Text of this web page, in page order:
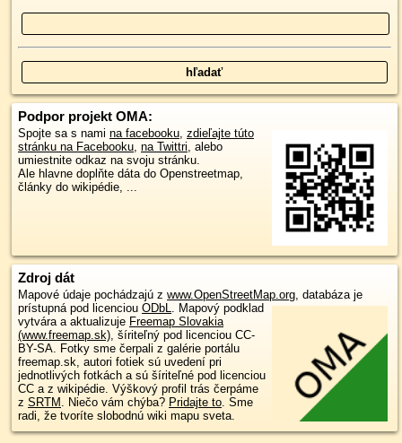
Podpor projekt OMA:
Spojte sa s nami na facebooku, zdieľajte túto
stránku na Facebooku, na Twittri, alebo
umiestnite odkaz na svoju stránku.
Ale hlavne doplňte dáta do Openstreetmap,
články do wikipédie, ...
Zdroj dát
Mapové údaje pochádzajú z www.OpenStreetMap.org, databáza je
prístupná pod licenciou ODbL. Mapový podklad
vytvára a aktualizuje Freemap Slovakia
(www.freemap.sk), šíriteľný pod licenciou CC-
BY-SA. Fotky sme čerpali z galérie portálu
freemap.sk, autori fotiek sú uvedení pri
jednotlivých fotkách a sú šíriteľné pod licenciou
CC a z wikipédie. Výškový profil trás čerpáme
z SRTM . Niečo vám chýba? Pridajte to. Sme
radi, že tvoríte slobodnú wiki mapu sveta.